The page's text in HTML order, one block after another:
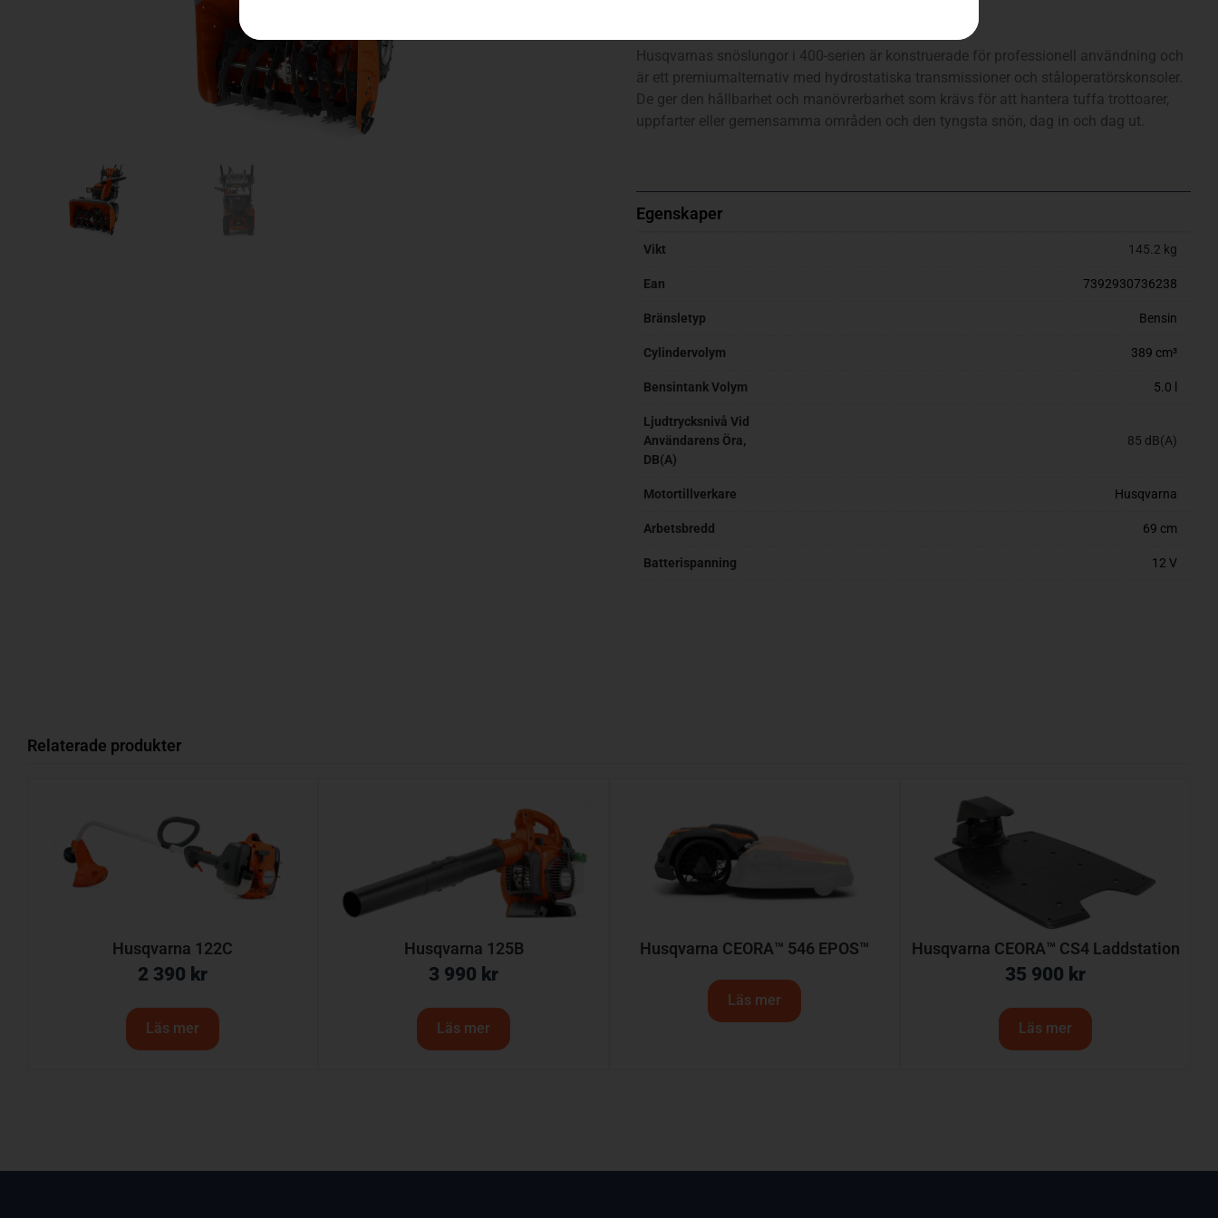
Husqvarnas snöslungor i 400-serien är konstruerade för professionell användning och
är ett premiumalternativ med hydrostatiska transmissioner och ståloperatörskonsoler.
De ger den hållbarhet och manövrerbarhet som krävs för att hantera tuffa trottoarer,
uppfarter eller gemensamma områden och den tyngsta snön, dag in och dag ut.
Egenskaper
Vikt 145.2 kg
Ean 7392930736238
Bränsletyp Bensin
Cylindervolym 389 cm³
Bensintank Volym 5.0 l
Ljudtrycksnivå Vid
Användarens Öra,
DB(A)
85 dB(A)
Motortillverkare Husqvarna
Arbetsbredd 69 cm
Batterispanning 12 V
Relaterade produkter
Husqvarna 122C
2 390 kr
Läs mer
Husqvarna 125B
3 990 kr
Läs mer
Husqvarna CEORA™ 546 EPOS™
Läs mer
Husqvarna CEORA™ CS4 Laddstation
35 900 kr
Läs mer